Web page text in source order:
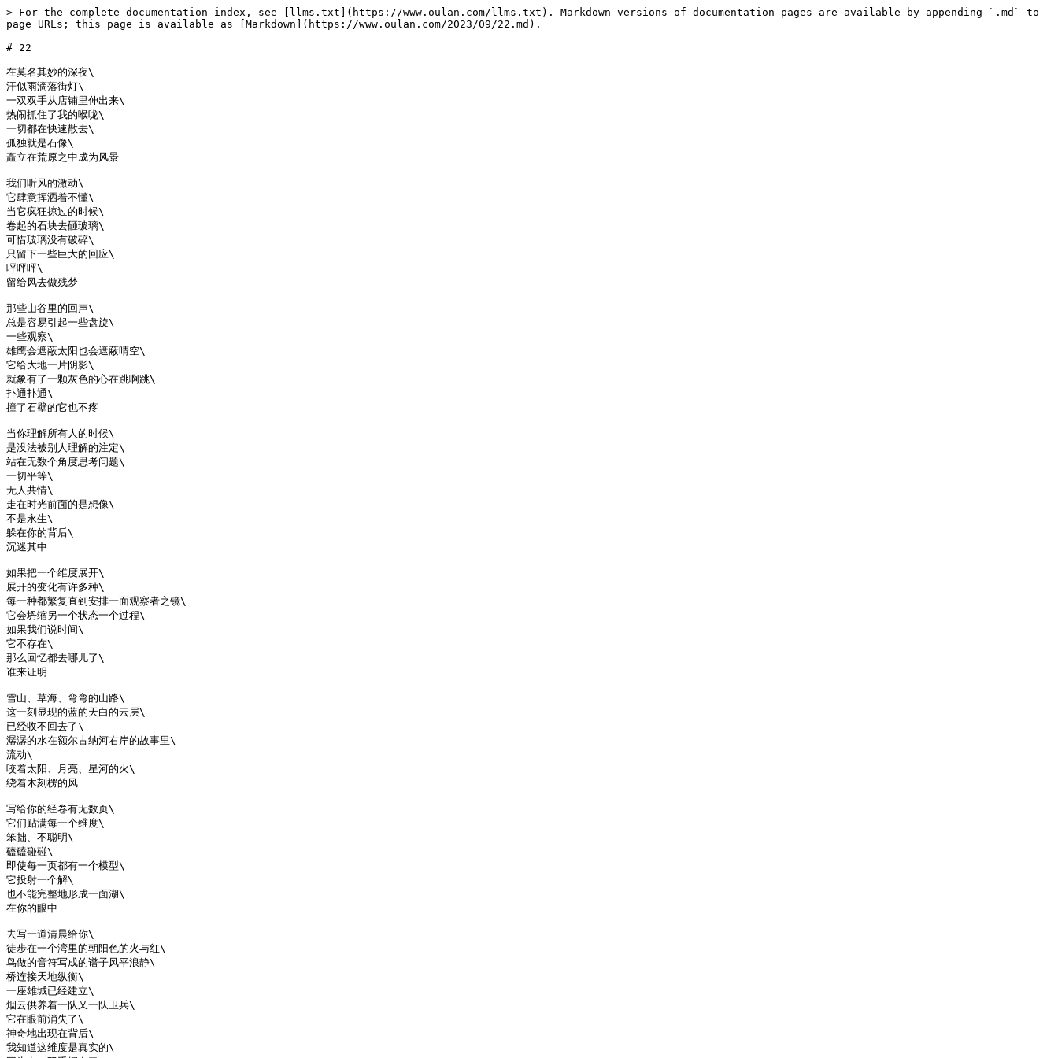
> For the complete documentation index, see [llms.txt](https://www.oulan.com/llms.txt). Markdown versions of documentation pages are available by appending `.md` to
page URLs; this page is available as [Markdown](https://www.oulan.com/2023/09/22.md).
# 22
在莫名其妙的深夜\
汗似雨滴落街灯\
一双双手从店铺里伸出来\
热闹抓住了我的喉咙\
一切都在快速散去\
孤独就是石像\
矗立在荒原之中成为风景
我们听风的激动\
它肆意挥洒着不懂\
当它疯狂掠过的时候\
卷起的石块去砸玻璃\
可惜玻璃没有破碎\
只留下一些巨大的回应\
呯呯呯\
留给风去做残梦
那些山谷里的回声\
总是容易引起一些盘旋\
一些观察\
雄鹰会遮蔽太阳也会遮蔽晴空\
它给大地一片阴影\
就象有了一颗灰色的心在跳啊跳\
扑通扑通\
撞了石壁的它也不疼
当你理解所有人的时候\
是没法被别人理解的注定\
站在无数个角度思考问题\
一切平等\
无人共情\
走在时光前面的是想像\
不是永生\
躲在你的背后\
沉迷其中
如果把一个维度展开\
展开的变化有许多种\
每一种都繁复直到安排一面观察者之镜\
它会坍缩另一个状态一个过程\
如果我们说时间\
它不存在\
那么回忆都去哪儿了\
谁来证明
雪山、草海、弯弯的山路\
这一刻显现的蓝的天白的云层\
已经收不回去了\
潺潺的水在额尔古纳河右岸的故事里\
流动\
咬着太阳、月亮、星河的火\
绕着木刻楞的风
写给你的经卷有无数页\
它们贴满每一个维度\
笨拙、不聪明\
磕磕碰碰\
即使每一页都有一个模型\
它投射一个解\
也不能完整地形成一面湖\
在你的眼中
去写一道清晨给你\
徒步在一个湾里的朝阳色的火与红\
鸟做的音符写成的谱子风平浪静\
桥连接天地纵衡\
一座雄城已经建立\
烟云供养着一队又一队卫兵\
它在眼前消失了\
神奇地出现在背后\
我知道这维度是真实的\